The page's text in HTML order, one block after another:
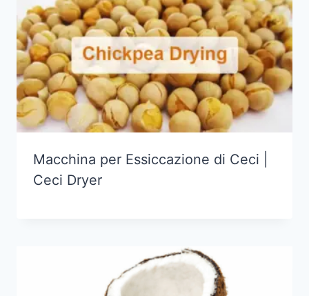
Macchina per Essiccazione di Ceci |
Ceci Dryer